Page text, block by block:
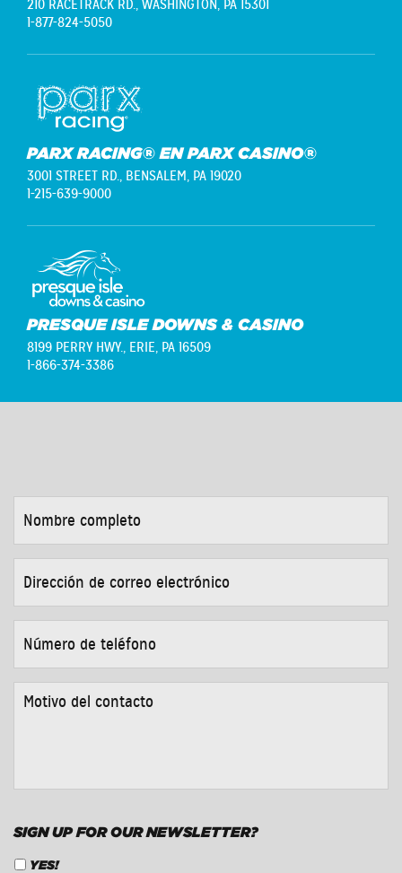
210 RACETRACK RD., WASHINGTON, PA 15301
1-877-824-5050
PARX RACING® EN PARX CASINO®
3001 STREET RD., BENSALEM, PA 19020
1-215-639-9000
PRESQUE ISLE DOWNS & CASINO
8199 PERRY HWY., ERIE, PA 16509
1-866-374-3386
COMPLETO *
DE
CORREO
ELECTRÓNICO *
DE
TELÉFONO *
DEL
SIGN UP FOR OUR NEWSLETTER?
YES!